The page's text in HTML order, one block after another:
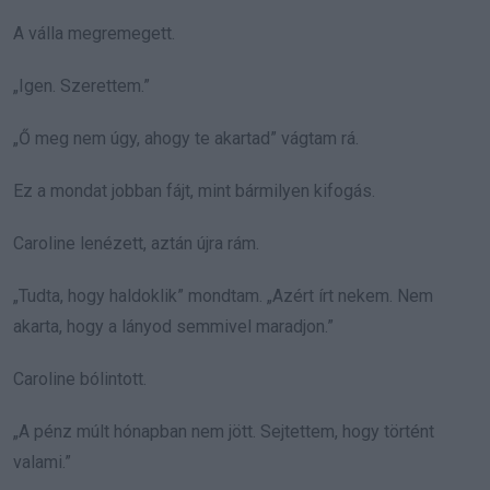
A válla megremegett.
„Igen. Szerettem.”
„Ő meg nem úgy, ahogy te akartad” vágtam rá.
Ez a mondat jobban fájt, mint bármilyen kifogás.
Caroline lenézett, aztán újra rám.
„Tudta, hogy haldoklik” mondtam. „Azért írt nekem. Nem
akarta, hogy a lányod semmivel maradjon.”
Caroline bólintott.
„A pénz múlt hónapban nem jött. Sejtettem, hogy történt
valami.”